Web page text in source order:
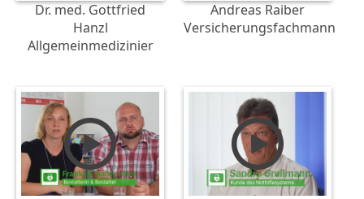
Dr. med. Gottfried
Hanzl
Allgemeinmedizinier
Andreas Raiber
Versicherungsfachmann